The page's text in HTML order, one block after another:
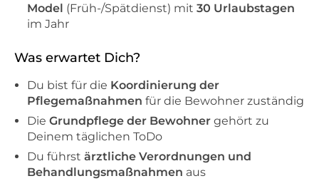
Model (Früh-/Spätdienst) mit 30 Urlaubstagen
im Jahr
Was erwartet Dich?
Du bist für die Koordinierung der
Pflegemaßnahmen für die Bewohner zuständig
Die Grundpflege der Bewohner gehört zu
Deinem täglichen ToDo
Du führst ärztliche Verordnungen und
Behandlungsmaßnahmen aus